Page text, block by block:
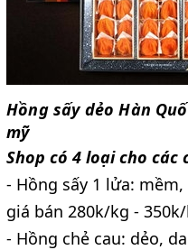
Hồng sấy dẻo Hàn
mỹ
Shop có 4 loại cho các
- Hồng sấy 1 lửa:
giá bán 280k/kg -
- Hồng chẻ cau: dẻo,